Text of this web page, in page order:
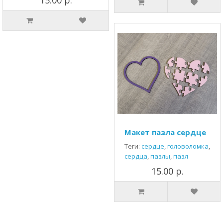
Макет пазла сердце
Теги: сердце,головоломка,
сердца,пазлы,пазл
15.00 р.